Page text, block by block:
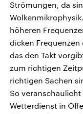
Strömungen, da
höheren
dicken
das den Takt
zum richtigen
richtigen Sachen
So
Wetterdienst in